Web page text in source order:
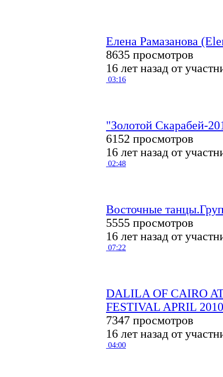
Елена Рамазанова
8635 просмотров
16 лет назад от
03:16
"Золотой Скарабей-
6152 просмотров
16 лет назад от
02:48
Восточные
5555 просмотров
16 лет назад от
07:22
DALILA OF CAIRO
FESTIVAL APRIL
7347 просмотров
16 лет назад от
04:00